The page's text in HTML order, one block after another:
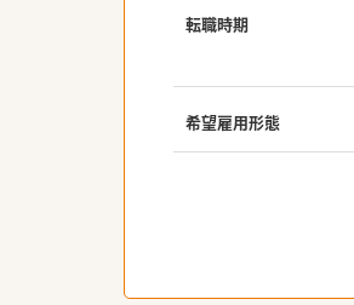
転職時期
希望雇用形態